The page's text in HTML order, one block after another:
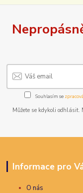
Souhlasím se
Můžete se kdykoli
Informace pro
O nás